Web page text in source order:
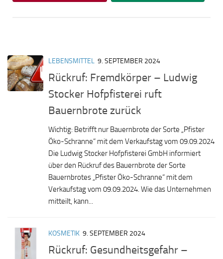
LEBENSMITTEL 9. SEPTEMBER 2024
Rückruf: Fremdkörper – Ludwig
Stocker Hofpfisterei ruft
Bauernbrote zurück
Wichtig: Betrifft nur Bauernbrote der Sorte „Pfister
Öko-Schranne“ mit dem Verkaufstag vom 09.09.2024
Die Ludwig Stocker Hofpfisterei GmbH informiert
über den Rückruf des Bauernbrote der Sorte
Bauernbrotes „Pfister Öko-Schranne“ mit dem
Verkaufstag vom 09.09.2024. Wie das Unternehmen
mitteilt, kann...
KOSMETIK 9. SEPTEMBER 2024
Rückruf: Gesundheitsgefahr –